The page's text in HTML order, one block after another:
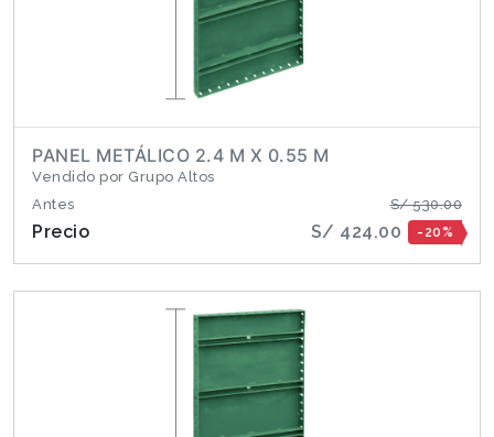
PANEL METÁLICO 2.4 M X 0.55 M
Vendido por Grupo Altos
Antes
S/ 530.00
Precio S/ 424.00 -20%